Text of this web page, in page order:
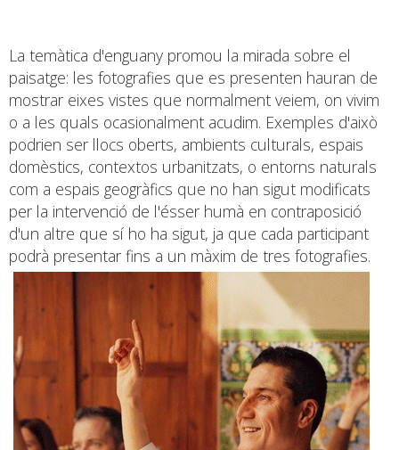
La temàtica d'enguany promou la mirada sobre el
paisatge: les fotografies que es presenten hauran de
mostrar eixes vistes que normalment veiem, on vivim
o a les quals ocasionalment acudim. Exemples d'això
podrien ser llocs oberts, ambients culturals, espais
domèstics, contextos urbanitzats, o entorns naturals
com a espais geogràfics que no han sigut modificats
per la intervenció de l'ésser humà en contraposició
d'un altre que sí ho ha sigut, ja que cada participant
podrà presentar fins a un màxim de tres fotografies.